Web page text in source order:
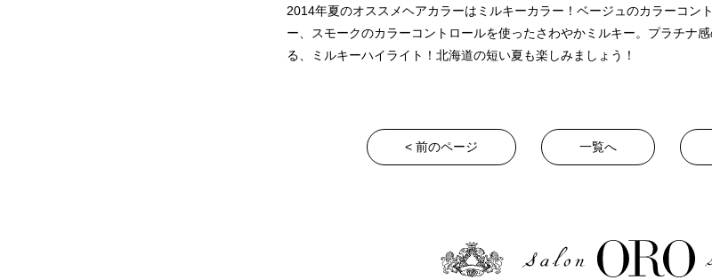
2014年夏のオススメヘアカラーはミルキーカラー！ベージュのカラーコン
ー、スモークのカラーコントロールを使ったさわやかミルキー。プラチナ
る、ミルキーハイライト！北海道の短い夏も楽しみましょう！
< 前のページ 一覧へ